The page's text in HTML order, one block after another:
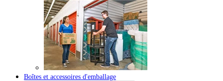
Boîtes et accessoires d'emballage